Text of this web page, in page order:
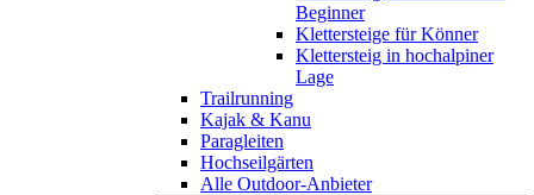
Beginner
Klettersteige für Könner
Klettersteig in hochalpiner
Lage
Trailrunning
Kajak & Kanu
Paragleiten
Hochseilgärten
Alle Outdoor-Anbieter